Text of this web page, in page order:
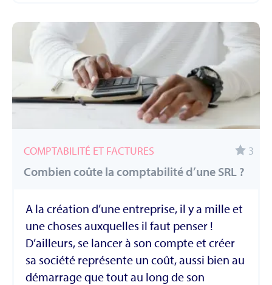
COMPTABILITÉ ET FACTURES 3
Combien coûte la comptabilité d’une SRL ?
A la création d’une entreprise, il y a mille et
une choses auxquelles il faut penser !
D’ailleurs, se lancer à son compte et créer
sa société représente un coût, aussi bien au
démarrage que tout au long de son